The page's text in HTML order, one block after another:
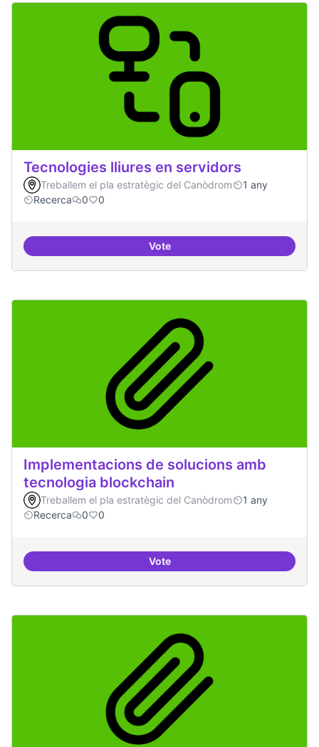
Tecnologies lliures en servidors
Treballem el pla estratègic del Canòdrom
1 any
Recerca
0 0
VoteTecnologies lliures en servidors
Implementacions de solucions amb
tecnologia blockchain
Treballem el pla estratègic del Canòdrom
1 any
Recerca
0 0
VoteImplementacions de solucions